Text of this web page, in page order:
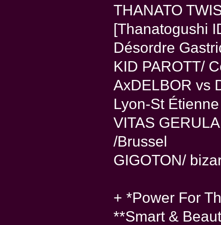
THANATO
[Thanatogushi
Désordre
KID PAROTT/
AxDELBOR vs
Lyon-St Étienne
VITAS
/Brussel
GIGOTON/
+ *Power For
**Smart &